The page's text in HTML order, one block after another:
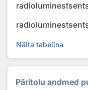
Näita tabelina
Päritolu andmed